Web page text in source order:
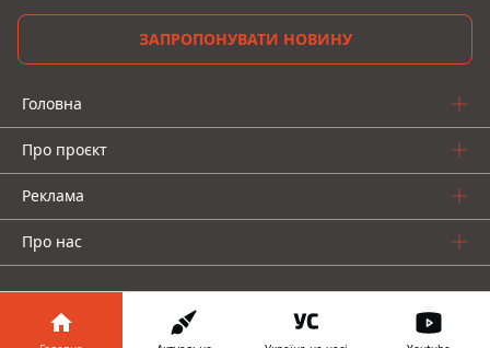
ЗАПРОПОНУВАТИ НОВИНУ
Головна
Про проєкт
Реклама
Про нас